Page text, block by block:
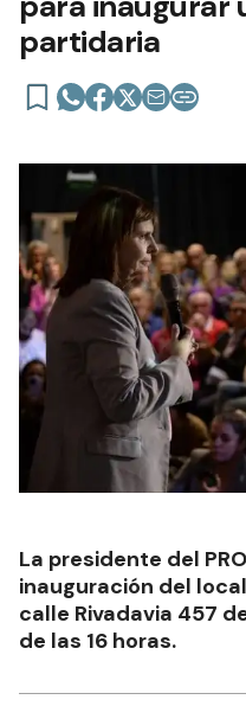
partidaria
La presidente del
inauguración del
calle Rivadavia 457
de las 16 horas.